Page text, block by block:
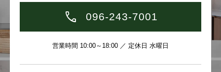
096-243-7001
営業時間 10:00～18:00 ／ 定休日 水曜日